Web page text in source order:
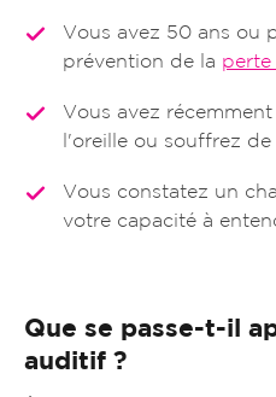
Vous avez 50 ans ou
prévention de la perte
Vous avez
l'oreille ou souffrez
Vous constatez un
votre capacité à
Que se passe-t-il
auditif ?